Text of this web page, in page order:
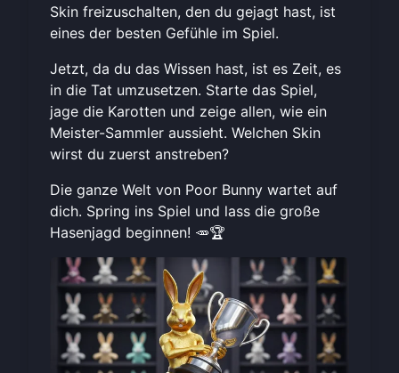
Skin freizuschalten, den du gejagt hast, ist
eines der besten Gefühle im Spiel.
Jetzt, da du das Wissen hast, ist es Zeit, es
in die Tat umzusetzen. Starte das Spiel,
jage die Karotten und zeige allen, wie ein
Meister-Sammler aussieht. Welchen Skin
wirst du zuerst anstreben?
Die ganze Welt von Poor Bunny wartet auf
dich. Spring ins Spiel und lass die große
Hasenjagd beginnen! 🥕🏆